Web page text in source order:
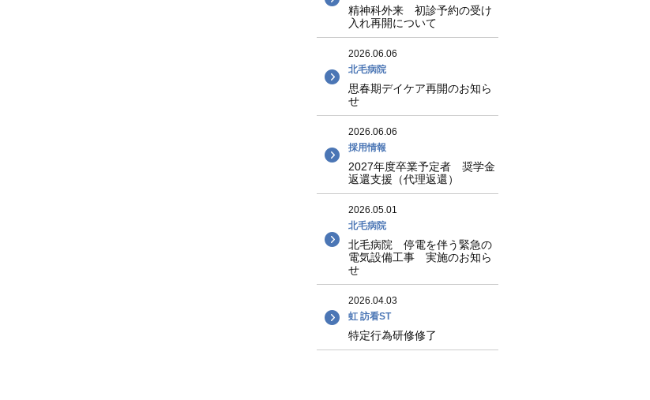
精神科外来 初診予約の受け
入れ再開について
2026.06.06
北毛病院
思春期デイケア再開のお知ら
せ
2026.06.06
採用情報
2027年度卒業予定者 奨学金
返還支援（代理返還）
2026.05.01
北毛病院
北毛病院 停電を伴う緊急の
電気設備工事 実施のお知ら
せ
2026.04.03
虹 訪看ST
特定行為研修修了